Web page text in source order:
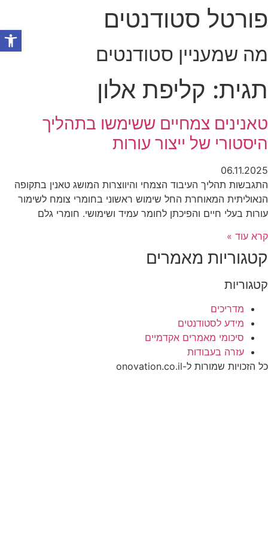
דלג
לתוכן
פורטל סטודנטים
מה שמעניין סטודנטים
תגית: קליפת אלון
טאנינים צמחיים ששימשו בתהליך
היסטורי של ייצור עורות
06.11.2025
התגבשות תהליך העיבוד הצמחי והיווצרות המושג טאנין בתקופה
הנאוליתית המאוחרת החל שימוש ראשוני בחומרי צומח לשימור
עורות בעלי חיים והפיכתן לחומר עמיד ושימושי. חומרי גלם
קרא עוד »
קטגוריות מאמרים
קטגוריות
מדריכים
מידע לסטודנטים
סיכומי מאמרים אקדמיים
עזרה בעבודות
כל הזכויות שמורות ל-onovation.co.il
פתח